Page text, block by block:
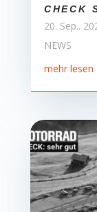
CHECK
20. Sep..
NEWS
mehr lesen